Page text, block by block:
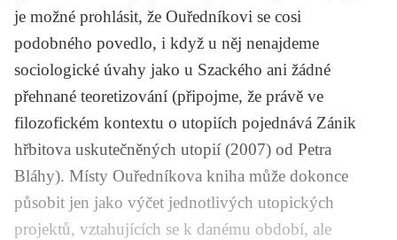
je možné prohlásit, že Ouředníkovi se cosi
podobného povedlo, i když u něj nenajdeme
sociologické úvahy jako u Szackého ani žádné
přehnané teoretizování (připojme, že právě ve
filozofickém kontextu o utopiích pojednává Zánik
hřbitova uskutečněných utopií (2007) od Petra
Bláhy). Místy Ouředníkova kniha může dokonce
působit jen jako výčet jednotlivých utopických
projektů, vztahujících se k danému období, ale